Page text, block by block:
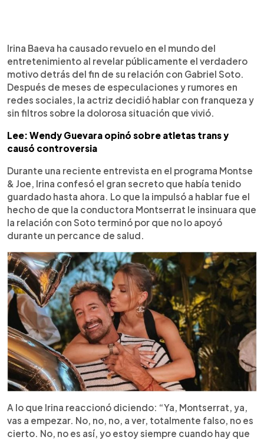
Escuchar artículo
Irina Baeva ha causado revuelo en el mundo del
entretenimiento al revelar públicamente el verdadero
motivo detrás del fin de su relación con Gabriel Soto.
Después de meses de especulaciones y rumores en
redes sociales, la actriz decidió hablar con franqueza y
sin filtros sobre la dolorosa situación que vivió.
Lee: Wendy Guevara opinó sobre atletas trans y
causó controversia
Durante una reciente entrevista en el programa Montse
& Joe, Irina confesó el gran secreto que había tenido
guardado hasta ahora. Lo que la impulsó a hablar fue el
hecho de que la conductora Montserrat le insinuara que
la relación con Soto terminó por que no lo apoyó
durante un percance de salud.
A lo que Irina reaccionó diciendo: “Ya, Montserrat, ya,
vas a empezar. No, no, no, a ver, totalmente falso, no es
cierto. No, no es así, yo estoy siempre cuando hay que